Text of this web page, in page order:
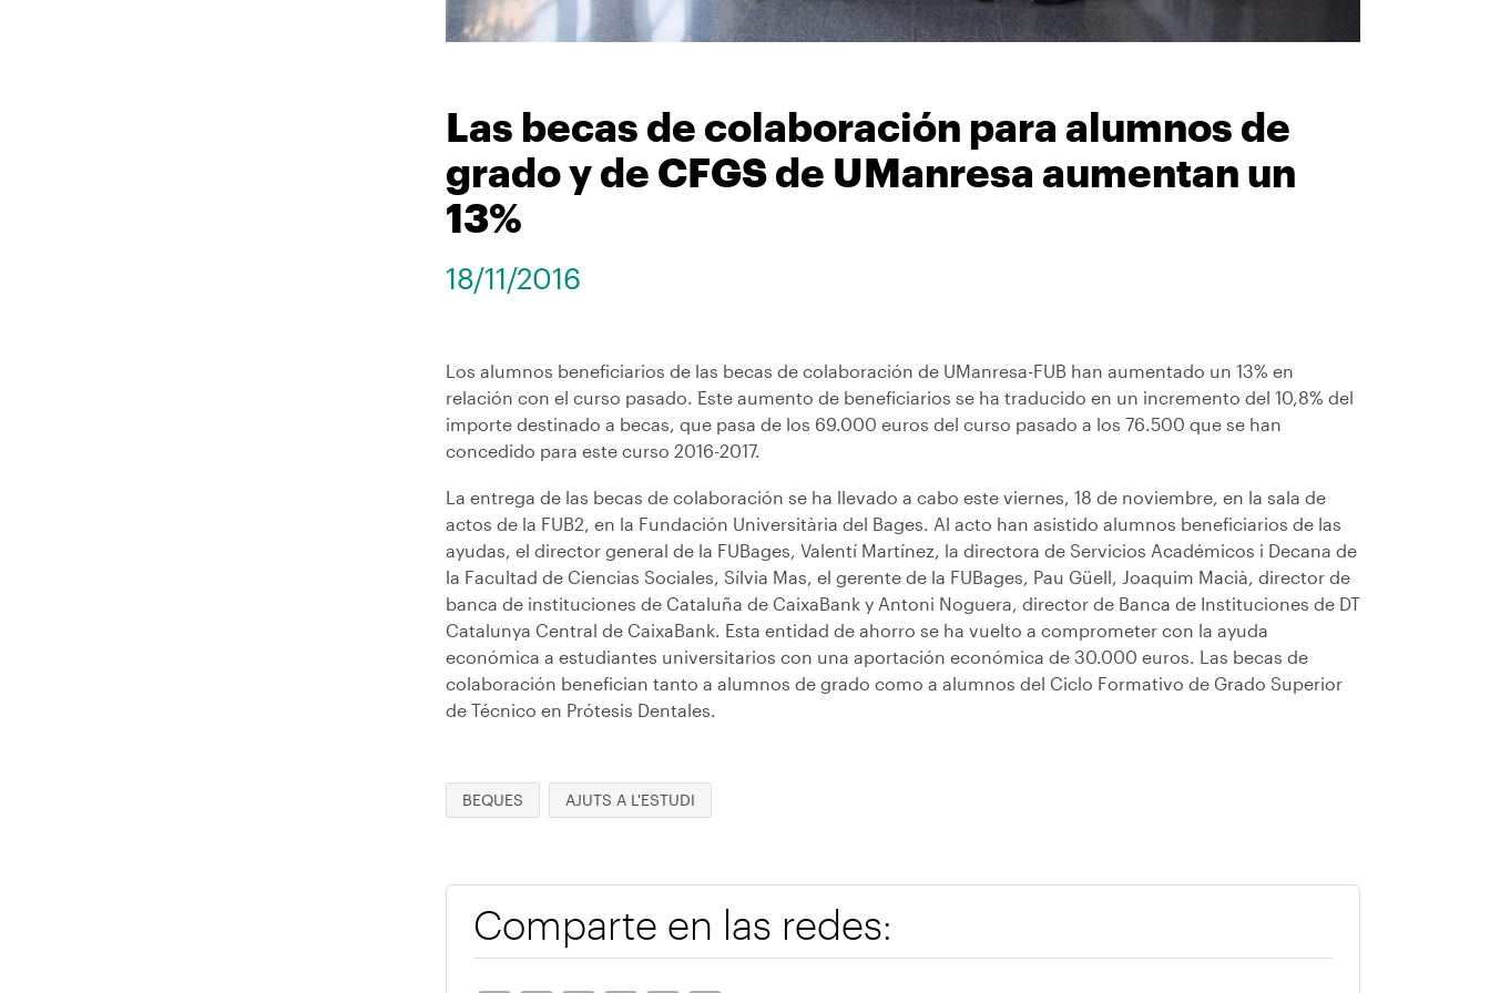
Las becas de colaboración para alumnos de
grado y de CFGS de UManresa aumentan un
13%
18/11/2016
Los alumnos beneficiarios de las becas de colaboración de UManresa-FUB han aumentado un 13% en
relación con el curso pasado. Este aumento de beneficiarios se ha traducido en un incremento del 10,8% del
importe destinado a becas, que pasa de los 69.000 euros del curso pasado a los 76.500 que se han
concedido para este curso 2016-2017.
La entrega de las becas de colaboración se ha llevado a cabo este viernes, 18 de noviembre, en la sala de
actos de la FUB2, en la Fundación Universitària del Bages. Al acto han asistido alumnos beneficiarios de las
ayudas, el director general de la FUBages, Valentí Martínez, la directora de Servicios Académicos i Decana de
la Facultad de Ciencias Sociales, Sílvia Mas, el gerente de la FUBages, Pau Güell, Joaquim Macià, director de
banca de instituciones de Cataluña de CaixaBank y Antoni Noguera, director de Banca de Instituciones de DT
Catalunya Central de CaixaBank. Esta entidad de ahorro se ha vuelto a comprometer con la ayuda
económica a estudiantes universitarios con una aportación económica de 30.000 euros. Las becas de
colaboración benefician tanto a alumnos de grado como a alumnos del Ciclo Formativo de Grado Superior
de Técnico en Prótesis Dentales.
BEQUES AJUTS A L'ESTUDI
Comparte en las redes: